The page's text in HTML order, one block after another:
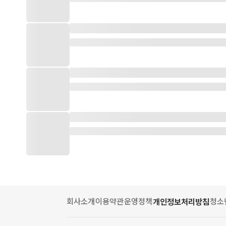
회사소개 이용약관운영정책개인정보처리방침청소